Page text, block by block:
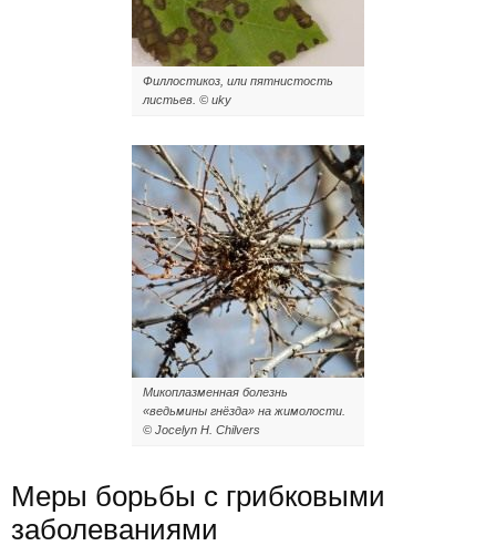
Филлостикоз, или пятнистость
листьев. © uky
Микоплазменная болезнь
«ведьмины гнёзда» на жимолости.
© Jocelyn H. Chilvers
Меры борьбы с грибковыми
заболеваниями